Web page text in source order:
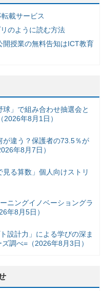
載サービス
のように読む方法
開授業の無料告知はICT教育
」で組み合わせ抽選会と
年8月1日）
が違う？保護者の73.5％が
年8月7日）
る算数」個人向けストリ
ニングイノベーショングラ
年8月5日）
設計力」による学びの深ま
調べ=（2026年8月3日）